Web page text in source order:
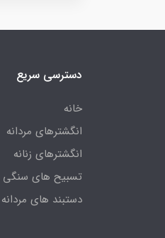
دسترسی سریع
خانه
انگشترهای مردانه
انگشترهای زنانه
تسبیح های سنگی
دستبند های مردانه